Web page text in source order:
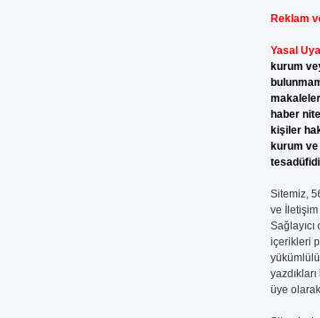
Reklam
Yasal
kurum
haber
kişiler
kurum
Sitemiz,
ve İletişim
içerikleri
üye